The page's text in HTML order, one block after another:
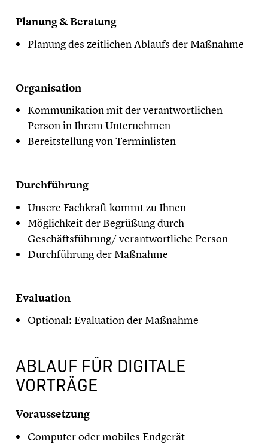
Planung & Beratung
Planung des zeitlichen Ablaufs der Maßnahme
Organisation
Kommunikation mit der verantwortlichen
Person in Ihrem Unternehmen
Bereitstellung von Terminlisten
Durchführung
Unsere Fachkraft kommt zu Ihnen
Möglichkeit der Begrüßung durch
Geschäftsführung/ verantwortliche Person
Durchführung der Maßnahme
​Evaluation
Optional: Evaluation der Maßnahme
ABLAUF FÜR DIGITALE
VORTRÄGE
Voraussetzung
Computer oder mobiles Endgerät